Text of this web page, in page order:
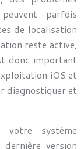
parfois
de localisation
reste active,
donc important
iOS et
diagnostiquer et
système
version